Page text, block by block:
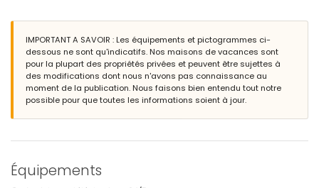
piscine privée mesurant 10m x 5m et 1,8m de profondeur
joli jardin avec pelouse, gravier, arbres et mobilier de jardin avec
transats
2 terrasses, dont une couverte
barbecue
douche extérieure
coin salon et coin repas extérieur
2 places de parking privées
4 kilomètres de la villa)
plage la plus proche: Plage de l'Arenal (à moins de 4 kilomètres de la
IMPORTANT A SAVOIR : Les équipements et pictogrammes ci-
dessous ne sont qu'indicatifs. Nos maisons de vacances sont
pour la plupart des propriétés privées et peuvent être sujettes à
des modifications dont nous n'avons pas connaissance au
moment de la publication. Nous faisons bien entendu tout notre
possible pour que toutes les informations soient à jour.
Équipements